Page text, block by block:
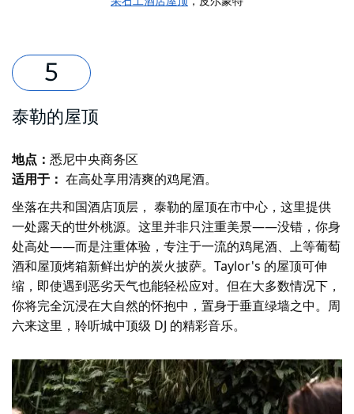
泰勒的屋顶
地点： 悉尼中央商务区
适用于： 在高处享用清爽的鸡尾酒。
坐落在共和国酒店顶层， 泰勒的屋顶在市中心，这里提供
一处露天的世外桃源。这里并非只注重美景——没错，你身
处高处——而是注重体验，专注于一流的鸡尾酒、上等葡萄
酒和屋顶烤箱新鲜出炉的炭火披萨。Taylor's 的屋顶可伸
缩，即使遇到恶劣天气也能轻松应对。但在大多数情况下，
你将完全沉浸在大自然的怀抱中，置身于垂直绿墙之中。周
六来这里，聆听城中顶级 DJ 的精彩音乐。